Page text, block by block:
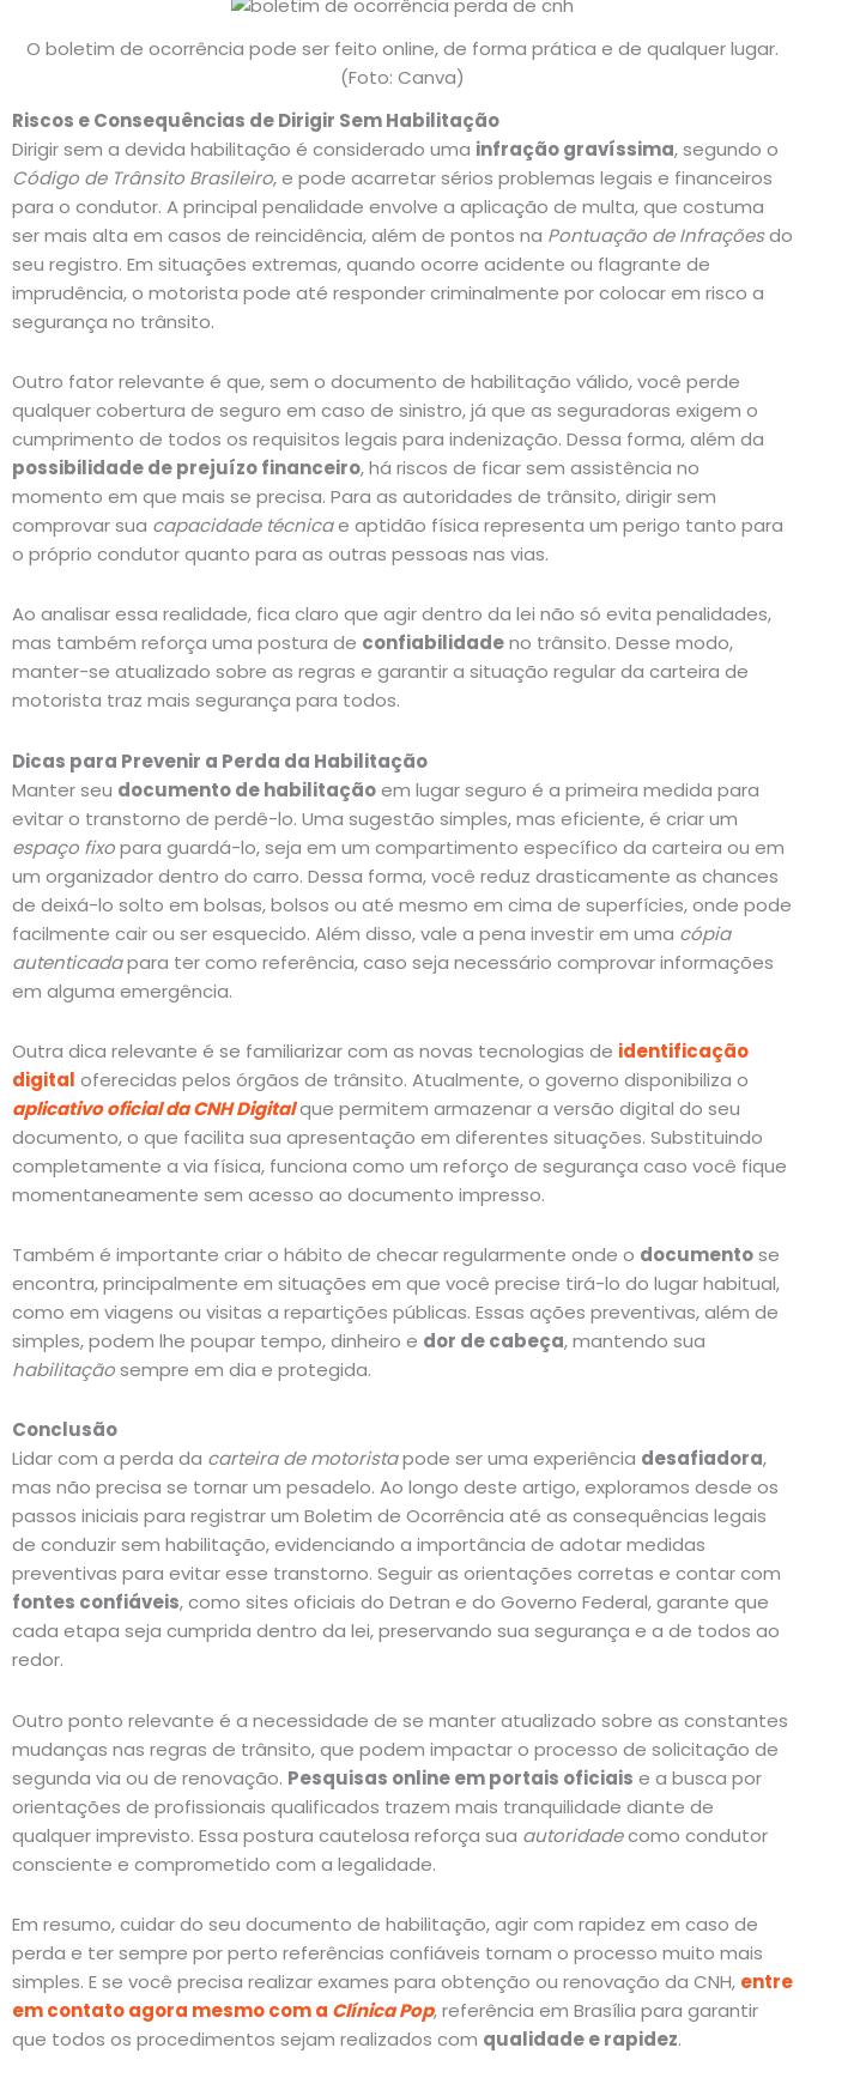
O boletim de ocorrência pode ser feito online, de forma prática e de qualquer lugar.
(Foto: Canva)
Riscos e Consequências de Dirigir Sem Habilitação
Dirigir sem a devida habilitação é considerado uma infração gravíssima, segundo o
Código de Trânsito Brasileiro, e pode acarretar sérios problemas legais e financeiros
para o condutor. A principal penalidade envolve a aplicação de multa, que costuma
ser mais alta em casos de reincidência, além de pontos na Pontuação de Infraçõesdo
seu registro. Em situações extremas, quando ocorre acidente ou flagrante de
imprudência, o motorista pode até responder criminalmente por colocar em risco a
segurança no trânsito.
Outro fator relevante é que, sem o documento de habilitação válido, você perde
qualquer cobertura de seguro em caso de sinistro, já que as seguradoras exigem o
cumprimento de todos os requisitos legais para indenização. Dessa forma, além da
possibilidade de prejuízo financeiro, há riscos de ficar sem assistência no
momento em que mais se precisa. Para as autoridades de trânsito, dirigir sem
comprovar sua capacidade técnicae aptidão física representa um perigo tanto para
o próprio condutor quanto para as outras pessoas nas vias.
Ao analisar essa realidade, fica claro que agir dentro da lei não só evita penalidades,
mas também reforça uma postura de confiabilidadeno trânsito. Desse modo,
manter-se atualizado sobre as regras e garantir a situação regular da carteira de
motorista traz mais segurança para todos.
Dicas para Prevenir a Perda da Habilitação
Manter seu documento de habilitaçãoem lugar seguro é a primeira medida para
evitar o transtorno de perdê-lo. Uma sugestão simples, mas eficiente, é criar um
espaço fixopara guardá-lo, seja em um compartimento específico da carteira ou em
um organizador dentro do carro. Dessa forma, você reduz drasticamente as chances
de deixá-lo solto em bolsas, bolsos ou até mesmo em cima de superfícies, onde pode
facilmente cair ou ser esquecido. Além disso, vale a pena investir em uma cópia
autenticadapara ter como referência, caso seja necessário comprovar informações
em alguma emergência.
Outra dica relevante é se familiarizar com as novas tecnologias de identificação
digital oferecidas pelos órgãos de trânsito. Atualmente, o governo disponibiliza o
aplicativo oficial da CNH Digitalque permitem armazenar a versão digital do seu
documento, o que facilita sua apresentação em diferentes situações. Substituindo
completamente a via física, funciona como um reforço de segurança caso você fique
momentaneamente sem acesso ao documento impresso.
Também é importante criar o hábito de checar regularmente onde o documentose
encontra, principalmente em situações em que você precise tirá-lo do lugar habitual,
como em viagens ou visitas a repartições públicas. Essas ações preventivas, além de
simples, podem lhe poupar tempo, dinheiro e dor de cabeça, mantendo sua
habilitaçãosempre em dia e protegida.
Conclusão
Lidar com a perda da carteira de motoristapode ser uma experiência desafiadora,
mas não precisa se tornar um pesadelo. Ao longo deste artigo, exploramos desde os
passos iniciais para registrar um Boletim de Ocorrência até as consequências legais
de conduzir sem habilitação, evidenciando a importância de adotar medidas
preventivas para evitar esse transtorno. Seguir as orientações corretas e contar com
fontes confiáveis, como sites oficiais do Detran e do Governo Federal, garante que
cada etapa seja cumprida dentro da lei, preservando sua segurança e a de todos ao
redor.
Outro ponto relevante é a necessidade de se manter atualizado sobre as constantes
mudanças nas regras de trânsito, que podem impactar o processo de solicitação de
segunda via ou de renovação. Pesquisas online em portais oficiais e a busca por
orientações de profissionais qualificados trazem mais tranquilidade diante de
qualquer imprevisto. Essa postura cautelosa reforça sua autoridadecomo condutor
consciente e comprometido com a legalidade.
Em resumo, cuidar do seu documento de habilitação, agir com rapidez em caso de
perda e ter sempre por perto referências confiáveis tornam o processo muito mais
simples. E se você precisa realizar exames para obtenção ou renovação da CNH, entre
em contato agora mesmo com a Clínica Pop, referência em Brasília para garantir
que todos os procedimentos sejam realizados com qualidade e rapidez.